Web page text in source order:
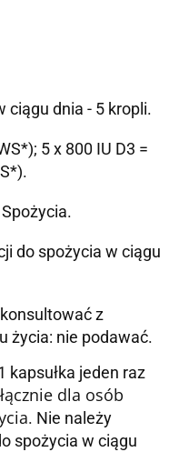
ciągu dnia - 5 kropli.
5 x 800 IU D3 =
do spożycia w ciągu
z
życia: nie podawać.
kapsułka jeden raz
dla osób
. Nie należy
spożycia w ciągu